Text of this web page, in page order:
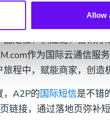
Allow
费者
定位、供应链、营销方
作为国际云通信服
程中，赋能商家，创造
，A2P的国际短信是不错
链接，通过落地页弥补